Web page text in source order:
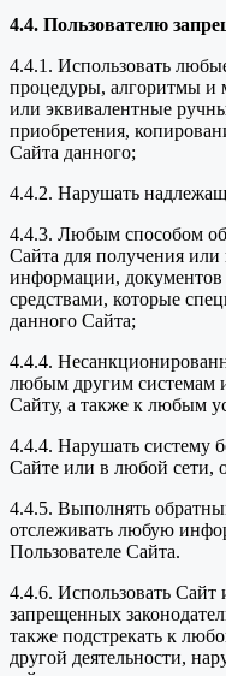
4.4. Пользователю
4.4.1. Использовать
процедуры, алгоритмы и
или эквивалентные
приобретения,
Сайта данного;
4.4.2. Нарушать
4.4.3. Любым способом
Сайта для получения
информации,
средствами, которые
данного Сайта;
4.4.4.
любым другим системам
Сайту, а также к любым
4.4.4. Нарушать систему
Сайте или в любой сети,
4.4.5. Выполнять
отслеживать любую
Пользователе Сайта.
4.4.6. Использовать
запрещенных
также подстрекать к
другой деятельности,